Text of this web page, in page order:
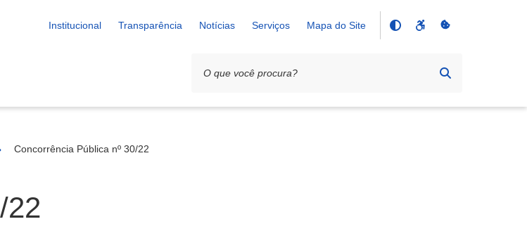
Institucional Transparência Notícias Serviços Mapa do Site
Concorrência Pública nº 30/22
22